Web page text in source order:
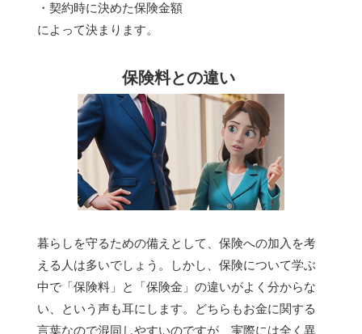
・契約時に決めた保険金額
によって決まります。
保険料との違い
暮らしを守るための備えとして、保険への加入を考
える人は多いでしょう。しかし、保険について学ぶ
中で「保険料」と「保険金」の違いがよく分からな
い、という声も耳にします。どちらもお金に関する
言葉なので混同しやすいのですが、実際には全く異